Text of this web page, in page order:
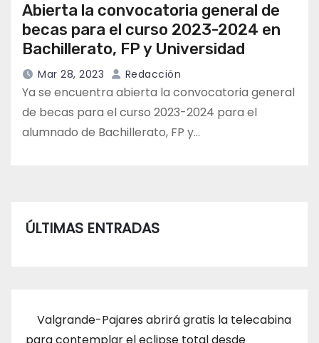
Abierta la convocatoria general de
becas para el curso 2023-2024 en
Bachillerato, FP y Universidad
Mar 28, 2023 Redacción
Ya se encuentra abierta la convocatoria general
de becas para el curso 2023-2024 para el
alumnado de Bachillerato, FP y…
ÚLTIMAS ENTRADAS
Valgrande-Pajares abrirá gratis la telecabina